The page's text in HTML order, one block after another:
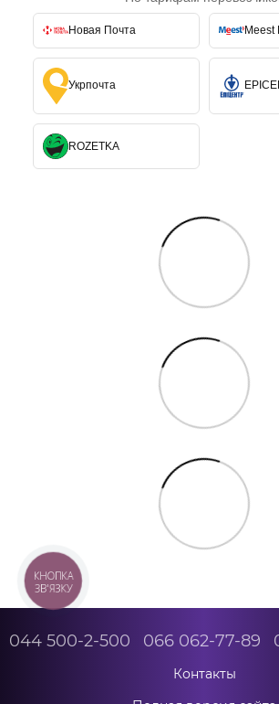
Новая Почта Meest
Укрпочта
ROZETKA
044 500-2-500 066 062-77-89
Контакты
КНОПКА
ЗВ'ЯЗКУ